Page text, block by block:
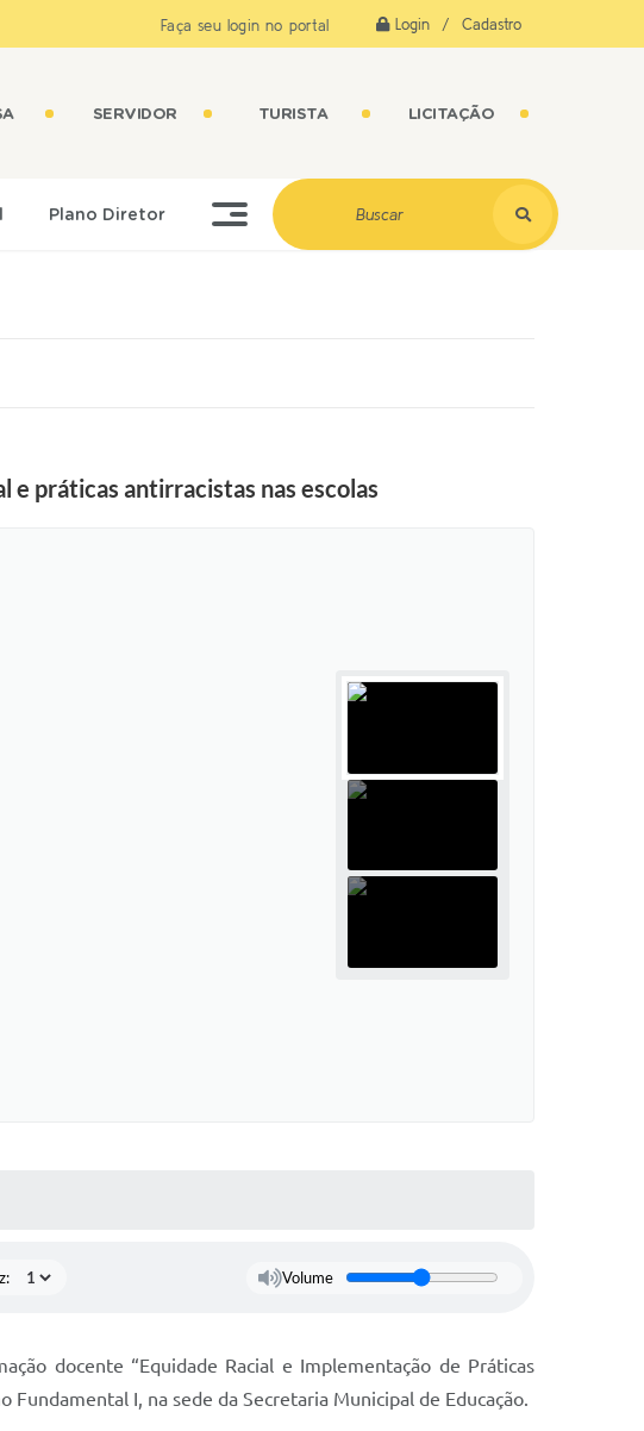
Faça seu login no portal Login / Cadastro
SERVIDOR TURISTA LICITAÇÃO
Plano Diretor
e práticas antirracistas nas escolas
Volume
docente “Equidade Racial e Implementação de Práticas
I, na sede da Secretaria Municipal de Educação.